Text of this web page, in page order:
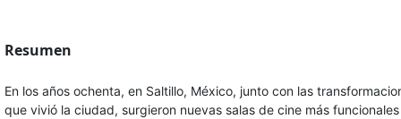
Resumen
En los años ochenta, en Saltillo, México, junto con las
que vivió la ciudad, surgieron nuevas salas de cine más